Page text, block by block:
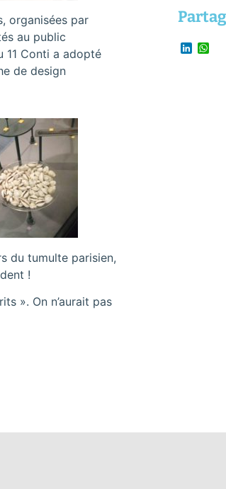
organisées par
au public
11 Conti a adopté
de design
du tumulte parisien,
!
». On n’aurait pas
la conformité avec les